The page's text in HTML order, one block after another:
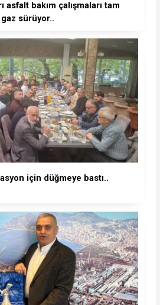
asfalt bakım çalışmaları tam
gaz sürüyor..
için düğmeye bastı..